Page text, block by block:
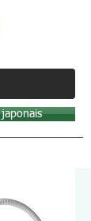
japonais